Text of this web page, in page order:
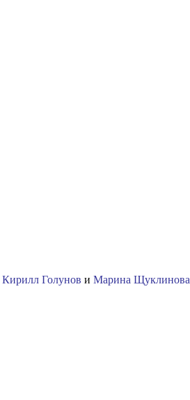
Кирилл Голунов и Марина Щуклинова